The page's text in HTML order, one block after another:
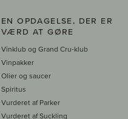
EN OPDAGELSE, DER ER
VÆRD AT GØRE
Vinklub og Grand Cru-klub
Vinpakker
Olier og saucer
Spiritus
Vurderet af Parker
Vurderet af Suckling